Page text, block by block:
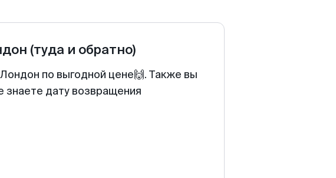
(туда и обратно)
по выгодной цене🙌. Также вы
знаете дату возвращения